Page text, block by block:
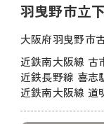
羽曳野市立
大阪府羽曳野市
近鉄南大阪線 古
近鉄長野線 喜志
近鉄南大阪線 道